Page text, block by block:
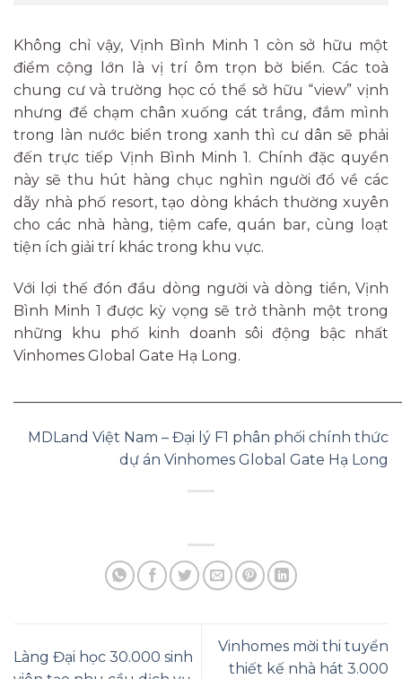
Không chỉ vậy, Vịnh Bình Minh 1 còn sở hữu một
điểm cộng lớn là vị trí ôm trọn bờ biển. Các toà
chung cư và trường học có thể sở hữu “view” vịnh
nhưng để chạm chân xuống cát trắng, đắm mình
trong làn nước biển trong xanh thì cư dân sẽ phải
đến trực tiếp Vịnh Bình Minh 1. Chính đặc quyền
này sẽ thu hút hàng chục nghìn người đổ về các
dãy nhà phố resort, tạo dòng khách thường xuyên
cho các nhà hàng, tiệm cafe, quán bar, cùng loạt
tiện ích giải trí khác trong khu vực.
Với lợi thế đón đầu dòng người và dòng tiền, Vịnh
Bình Minh 1 được kỳ vọng sẽ trở thành một trong
những khu phố kinh doanh sôi động bậc nhất
Vinhomes Global Gate Hạ Long.
MDLand Việt Nam – Đại lý F1 phân phối chính thức
dự án Vinhomes Global Gate Hạ Long
Làng Đại học 30.000 sinh
Vinhomes mời thi tuyển
thiết kế nhà hát 3.000